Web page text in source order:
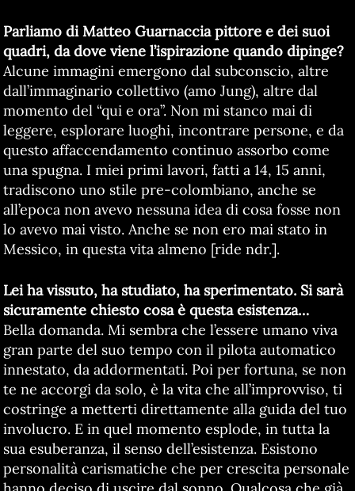
Parliamo di Matteo Guarnaccia pittore e dei suoi
quadri, da dove viene l’ispirazione quando dipinge?
Alcune immagini emergono dal subconscio, altre
dall’immaginario collettivo (amo Jung), altre dal
momento del “qui e ora”. Non mi stanco mai di
leggere, esplorare luoghi, incontrare persone, e da
questo affaccendamento continuo assorbo come
una spugna. I miei primi lavori, fatti a 14, 15 anni,
tradiscono uno stile pre-colombiano, anche se
all’epoca non avevo nessuna idea di cosa fosse non
lo avevo mai visto. Anche se non ero mai stato in
Messico, in questa vita almeno [ride ndr.].
Lei ha vissuto, ha studiato, ha sperimentato. Si sarà
sicuramente chiesto cosa è questa esistenza…
Bella domanda. Mi sembra che l’essere umano viva
gran parte del suo tempo con il pilota automatico
innestato, da addormentati. Poi per fortuna, se non
te ne accorgi da solo, è la vita che all’improvviso, ti
costringe a metterti direttamente alla guida del tuo
involucro. E in quel momento esplode, in tutta la
sua esuberanza, il senso dell’esistenza. Esistono
personalità carismatiche che per crescita personale